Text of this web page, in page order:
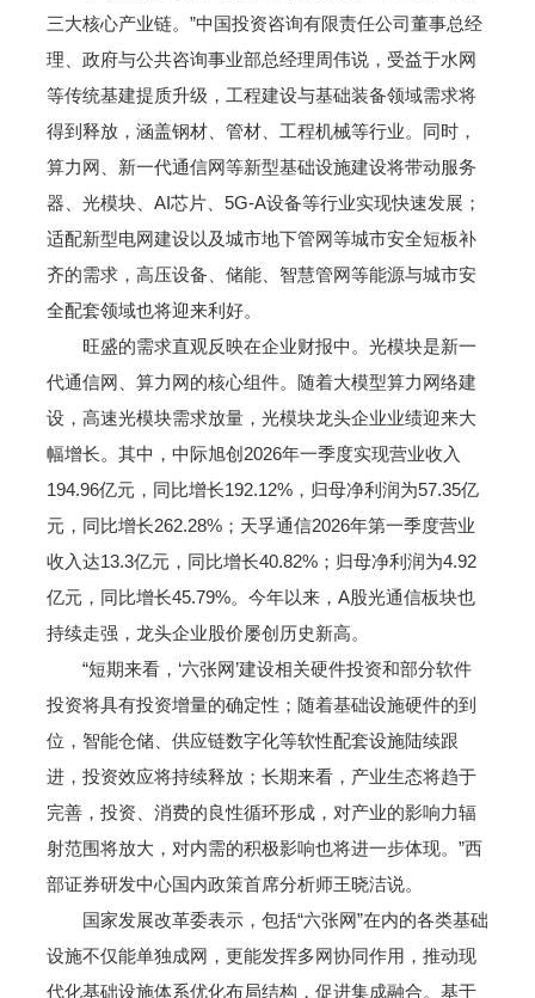
三大核心产业链。”中国投资咨询有限责任公司董事总经
理、政府与公共咨询事业部总经理周伟说，受益于水网
等传统基建提质升级，工程建设与基础装备领域需求将
得到释放，涵盖钢材、管材、工程机械等行业。同时，
算力网、新一代通信网等新型基础设施建设将带动服务
器、光模块、AI芯片、5G-A设备等行业实现快速发展；
适配新型电网建设以及城市地下管网等城市安全短板补
齐的需求，高压设备、储能、智慧管网等能源与城市安
全配套领域也将迎来利好。
旺盛的需求直观反映在企业财报中。光模块是新一
代通信网、算力网的核心组件。随着大模型算力网络建
设，高速光模块需求放量，光模块龙头企业业绩迎来大
幅增长。其中，中际旭创2026年一季度实现营业收入
194.96亿元，同比增长192.12%，归母净利润为57.35亿
元，同比增长262.28%；天孚通信2026年第一季度营业
收入达13.3亿元，同比增长40.82%；归母净利润为4.92
亿元，同比增长45.79%。今年以来，A股光通信板块也
持续走强，龙头企业股价屡创历史新高。
“短期来看，‘六张网’建设相关硬件投资和部分软件
投资将具有投资增量的确定性；随着基础设施硬件的到
位，智能仓储、供应链数字化等软性配套设施陆续跟
进，投资效应将持续释放；长期来看，产业生态将趋于
完善，投资、消费的良性循环形成，对产业的影响力辐
射范围将放大，对内需的积极影响也将进一步体现。”西
部证券研发中心国内政策首席分析师王晓洁说。
国家发展改革委表示，包括“六张网”在内的各类基础
设施不仅能单独成网，更能发挥多网协同作用，推动现
代化基础设施体系优化布局结构，促进集成融合。基于